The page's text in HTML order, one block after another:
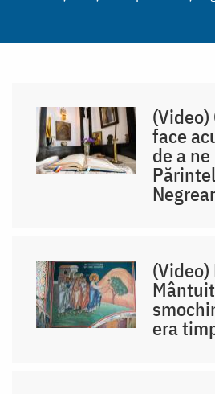
face
de a
(Video)
era